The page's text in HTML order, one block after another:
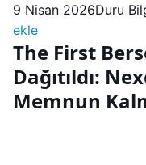
9 Nisan 2026Duru
ekle
The First
Dağıtıldı:
Memnun